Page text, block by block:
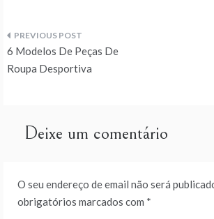
Navegação
de
6 Modelos De Peças De
Roupa Desportiva
Deixe um comentário
O seu endereço de email não será
obrigatórios marcados com *